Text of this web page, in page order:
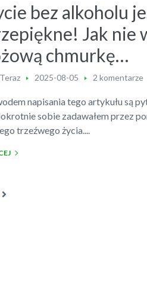
bez alkoholu
Jak nie
chmurkę…
2025-08-05 2 komentarze
napisania tego artykułu są
sobie zadawałem przez
trzeźwego życia....